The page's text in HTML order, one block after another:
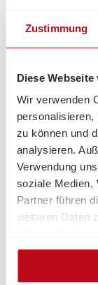
Zustimmung
Diese
Wir verwenden
zu können und
analysieren.
Verwendung
soziale Medien,
Partner führen
weiteren Daten
gesammelt